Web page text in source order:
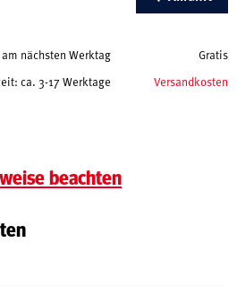
nächsten Werktag Gratis
ca. 3-17 Werktage Versandkosten
beachten